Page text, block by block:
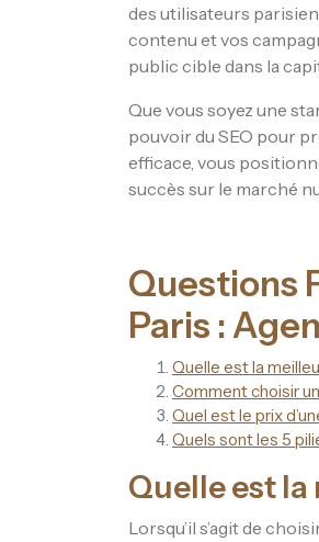
des utilisateurs
contenu et vos
public cible dans la
Que vous soyez une
pouvoir du SEO pour
efficace, vous
succès sur le marché
Questions
Paris :
Quelle est la
Comment choisir
Quel est le prix
Quels sont les 5
Quelle est la
Lorsqu’il s’agit de